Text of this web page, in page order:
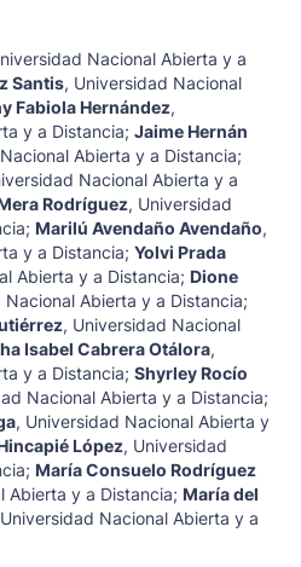
Nacional Abierta y a
Santis, Universidad Nacional
Fabiola Hernández,
y a Distancia; Jaime Hernán
Abierta y a Distancia;
Nacional Abierta y a
Rodríguez, Universidad
; Marilú Avendaño Avendaño,
y a Distancia; Yolvi Prada
Abierta y a Distancia; Dione
Nacional Abierta y a Distancia;
, Universidad Nacional
Isabel Cabrera Otálora,
y a Distancia; Shyrley Rocío
Nacional Abierta y a Distancia;
, Universidad Nacional Abierta y
López, Universidad
; María Consuelo Rodríguez
Abierta y a Distancia; María del
Universidad Nacional Abierta y a